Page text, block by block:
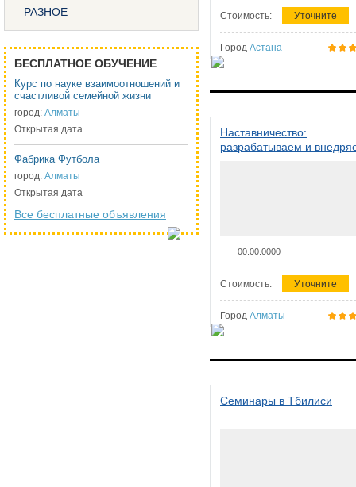
РАЗНОЕ
БЕСПЛАТНОЕ ОБУЧЕНИЕ
Курс по науке взаимоотношений и
счастливой семейной жизни
город: Алматы
Открытая дата
Фабрика Футбола
город: Алматы
Открытая дата
Все бесплатные объявления
Стоимость: Уточните
Город Астана
Наставничество:
разрабатываем и
00.00.0000
Стоимость: Уточните
Город Алматы
Семинары в Тбилиси